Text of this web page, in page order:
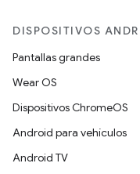
DISPOSITIVOS
Pantallas grandes
Wear OS
Dispositivos ChromeOS
Android para vehículos
Android TV